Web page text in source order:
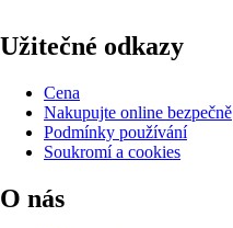
Užitečné odkazy
Cena
Nakupujte online bezpečně
Podmínky používání
Soukromí a cookies
O nás